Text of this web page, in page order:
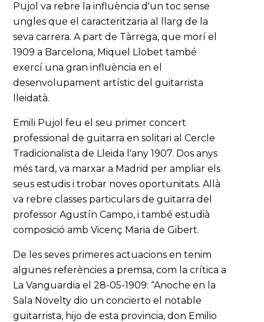
Pujol va rebre la influència d'un toc sense
ungles que el caracteritzaria al llarg de la
seva carrera. A part de Tàrrega, que morí el
1909 a Barcelona, Miquel Llobet també
exercí una gran influència en el
desenvolupament artístic del guitarrista
lleidatà.
Emili Pujol feu el seu primer concert
professional de guitarra en solitari al Cercle
Tradicionalista de Lleida l'any 1907. Dos anys
més tard, va marxar a Madrid per ampliar els
seus estudis i trobar noves oportunitats. Allà
va rebre classes particulars de guitarra del
professor Agustín Campo, i també estudià
composició amb Vicenç Maria de Gibert.
De les seves primeres actuacions en tenim
algunes referències a premsa, com la crítica a
La Vanguardia el 28-05-1909: “Anoche en la
Sala Novelty dio un concierto el notable
guitarrista, hijo de esta provincia, don Emilio